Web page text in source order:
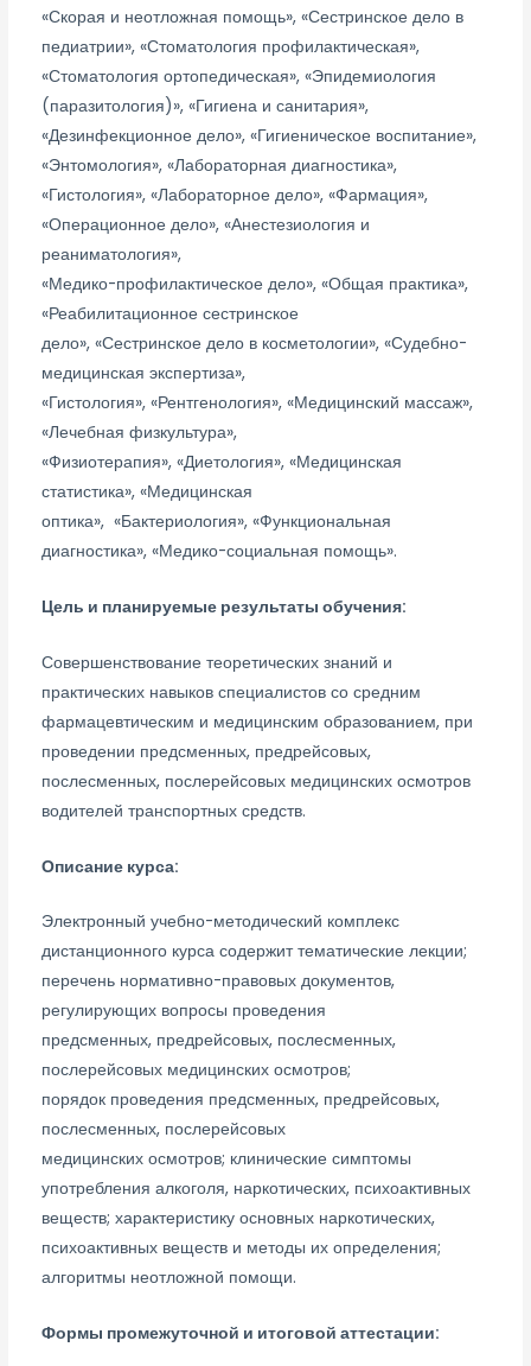
«Скорая и неотложная помощь», «Сестринское дело в
педиатрии», «Стоматология профилактическая»,
«Стоматология ортопедическая», «Эпидемиология
(паразитология)», «Гигиена и санитария»,
«Дезинфекционное дело», «Гигиеническое воспитание»,
«Энтомология», «Лабораторная диагностика»,
«Гистология», «Лабораторное дело», «Фармация»,
«Операционное дело», «Анестезиология и
реаниматология»,
«Медико-профилактическое дело», «Общая практика»,
«Реабилитационное сестринское
дело», «Сестринское дело в косметологии», «Судебно-
медицинская экспертиза»,
«Гистология», «Рентгенология», «Медицинский массаж»,
«Лечебная физкультура»,
«Физиотерапия», «Диетология», «Медицинская
статистика», «Медицинская
оптика», «Бактериология», «Функциональная
диагностика», «Медико-социальная помощь».
Цель и планируемые результаты обучения:
Совершенствование теоретических знаний и
практических навыков специалистов со средним
фармацевтическим и медицинским образованием, при
проведении предсменных, предрейсовых,
послесменных, послерейсовых медицинских осмотров
водителей транспортных средств.
Описание курса:
Электронный учебно-методический комплекс
дистанционного курса содержит тематические лекции;
перечень нормативно-правовых документов,
регулирующих вопросы проведения
предсменных, предрейсовых, послесменных,
послерейсовых медицинских осмотров;
порядок проведения предсменных, предрейсовых,
послесменных, послерейсовых
медицинских осмотров; клинические симптомы
употребления алкоголя, наркотических, психоактивных
веществ; характеристику основных наркотических,
психоактивных веществ и методы их определения;
алгоритмы неотложной помощи.
Формы промежуточной и итоговой аттестации: